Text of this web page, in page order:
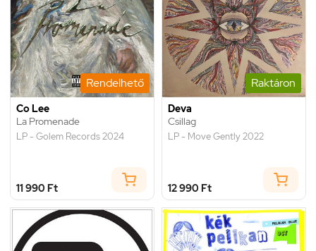
Rendelhető
Co Lee
La Promenade
LP - Golem Records 2024
11 990 Ft
Raktáron
Deva
Csillag
LP - Move Gently 2022
12 990 Ft